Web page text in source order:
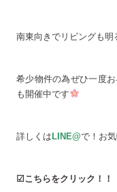
南東向きでリビングも
希少物件の為ぜひ一度
も開催中です
詳しくは LINE@で！お
☑こちらをクリック！！